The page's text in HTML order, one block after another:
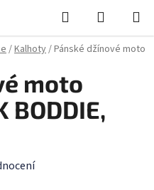
Hledat
KOŠÍK
/Kalhoty/Pánské džínové moto
moto
BODDIE,